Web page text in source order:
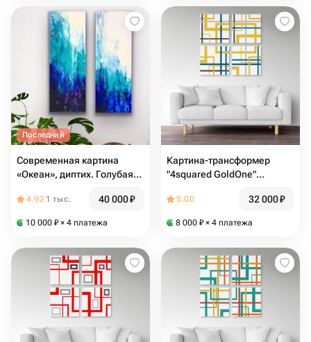
Последний
Современная картина
«Океан», диптих. Голубая
картина море в дом
4.92 1 тыс. 40 000₽
10 000 ₽ × 4 платежа
Картина-трансформер
"4squared GoldOne"
5.00 32 000₽
8 000 ₽ × 4 платежа